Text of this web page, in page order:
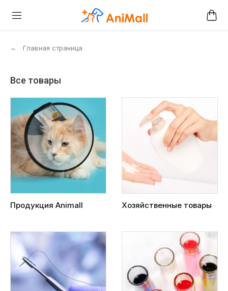
← Главная страница
Все товары
Продукция Animall Хозяйственные товары